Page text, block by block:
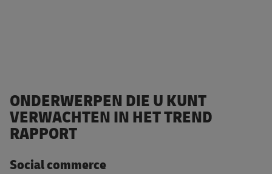
ONDERWERPEN DIE U KUNT
VERWACHTEN IN HET TREND
RAPPORT
Social commerce